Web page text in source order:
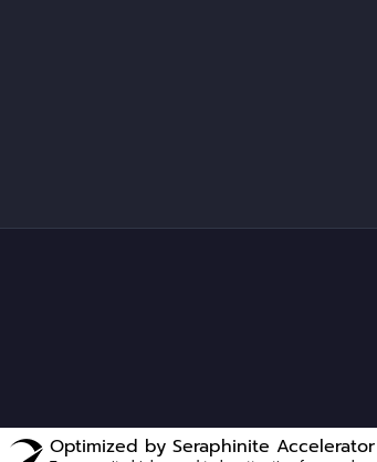
Optimized by Seraphinite Accelerator